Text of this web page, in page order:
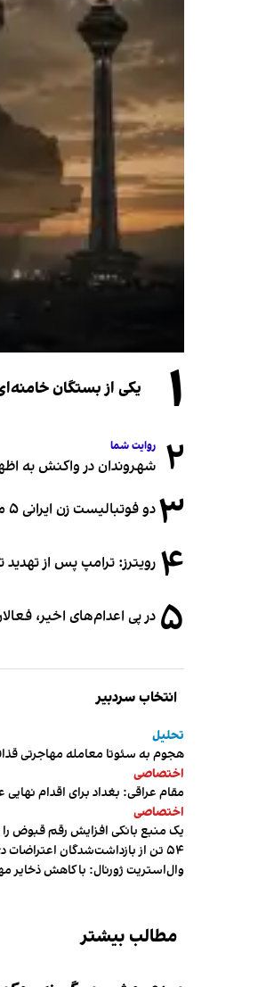
۱ یکی از بستگان
۲ روایت شما
شهروندان در واکنش به
۳دو فوتبالیست زن ایرانی ۵ ماه پس از پناهندگی، شهروند استرالیا شدند
۴ رویترز: ترامپ پس از
۵ در پی اعدام‌های اخیر،
انتخاب سردبیر
تحلیل
هجوم به سئوتا معامله مهاجرتی قذافی
اختصاصی
مقام عراقی: بغداد برای اقدام
اختصاصی
یک منبع بانکی افزایش رقم قبوض
۵۴ تن از بازداشت‌شدگان اعتراضات دی‌ماه در بند امنیتی زندان اردبیل به سر می‌برند
وال‌استریت ژورنال: با کاهش ذخایر
مطالب بیشتر